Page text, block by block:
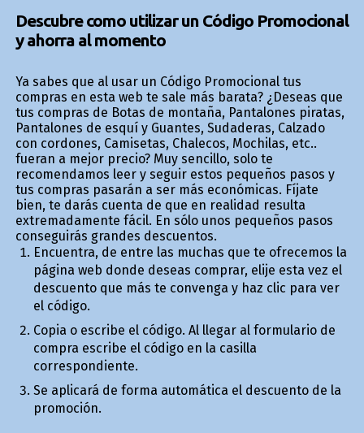
Descubre como utilizar un Código Promocional
y ahorra al momento
Ya sabes que al usar un Código Promocional tus
compras en esta web te sale más barata? ¿Deseas que
tus compras de Botas de montaña, Pantalones piratas,
Pantalones de esquí y Guantes, Sudaderas, Calzado
con cordones, Camisetas, Chalecos, Mochilas, etc..
fueran a mejor precio? Muy sencillo, solo te
recomendamos leer y seguir estos pequeños pasos y
tus compras pasarán a ser más económicas. Fíjate
bien, te darás cuenta de que en realidad resulta
extremadamente fácil. En sólo unos pequeños pasos
conseguirás grandes descuentos.
Encuentra, de entre las muchas que te ofrecemos la
página web donde deseas comprar, elije esta vez el
descuento que más te convenga y haz clic para ver
el código.
Copia o escribe el código. Al llegar al formulario de
compra escribe el código en la casilla
correspondiente.
Se aplicará de forma automática el descuento de la
promoción.